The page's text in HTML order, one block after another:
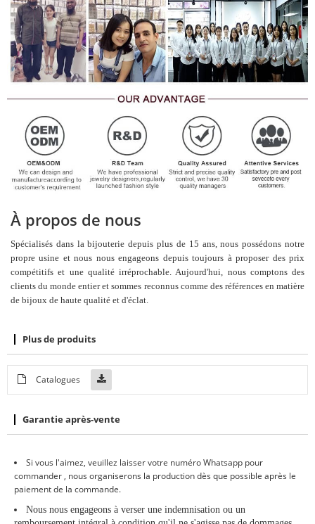
À propos de nous
Spécialisés dans la bijouterie depuis plus de 15 ans, nous possédons notre
propre usine et nous nous engageons depuis toujours à proposer des prix
compétitifs et une qualité irréprochable. Aujourd'hui, nous comptons des
clients du monde entier et sommes reconnus comme des références en matière
de bijoux de haute qualité et d'éclat.
Plus de produits
Catalogues
Garantie après-vente
Si vous l'aimez, veuillez laisservotre numéro Whatsapp pour
commander , nous organiserons la production dès que possible après le
paiement de la commande.
Nous nous engageons à verser une indemnisation ou un